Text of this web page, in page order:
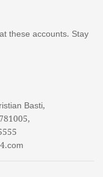
these accounts. Stay
Basti,